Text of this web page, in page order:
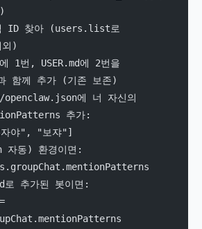
ID 찾아 (users.list로
외)
1번, USER.md에 2번을
함께 추가 (기존 보존)
에 너 자신의
추가:
자야", "보쟈"]